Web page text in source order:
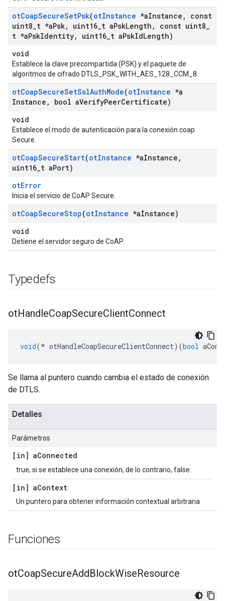
otCoapSecureSetPsk(otInstance *aInstance ,
const
uint8 t *aPsk, uint16 t aPskLength , const uint8
t *aPskIdentity, uint16 t aPskIdLength)
void
Establece la clave precompartida (PSK) y el paquete de
algoritmos de cifrado DTLS_PSK_WITH_AES_128_CCM_8.
otCoapSecureSetSslAuthMode(otInstance *a
Instance , bool aVerifyPeerCertificate)
void
Establece el modo de autenticación para la conexión coap
Secure.
otCoapSecureStart(otInstance *aInstance ,
uint16 t aPort)
otError
Inicia el servicio de CoAP Secure.
otCoapSecureStop(otInstance *aInstance)
void
Detiene el servidor seguro de CoAP.
Typedefs
otHandleCoapSecureClientConnect
void(* otHandleCoapSecureClientConnect)(bool
Se llama al puntero cuando cambia el estado de conexión
de DTLS.
Detalles
Parámetros
[in] aConnected
true, si se establece una conexión, de lo contrario, false.
[in] aContext
Un puntero para obtener información contextual arbitraria
Funciones
otCoapSecureAddBlockWiseResource